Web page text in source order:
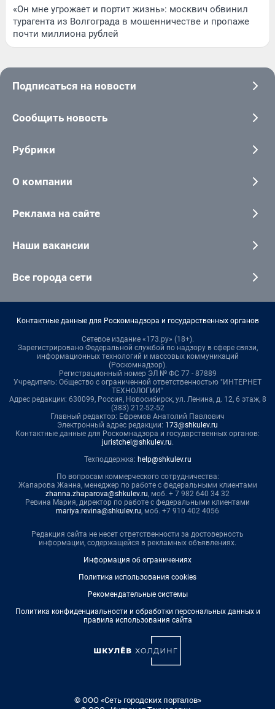
«Он мне угрожает и портит жизнь»: москвич обвинил
турагента из Волгограда в мошенничестве и пропаже
почти миллиона рублей
Подписаться на новости
Сообщить новость
Рубрики
О компании
Реклама на сайте
Наши вакансии
Все города сети
Контактные данные для Роскомнадзора и государственных органов
Сетевое издание «173.ру» (18+).
Зарегистрировано Федеральной службой по надзору в сфере связи,
информационных технологий и массовых коммуникаций
(Роскомнадзор).
Регистрационный номер ЭЛ № ФС 77 - 87889
Учредитель: Общество с ограниченной ответственностью "ИНТЕРНЕТ
ТЕХНОЛОГИИ"
Адрес редакции: 630099, Россия, Новосибирск, ул. Ленина, д. 12, 6 этаж, 8
(383) 212-52-52
Главный редактор: Ефремов Анатолий Павлович
Электронный адрес редакции: 173@shkulev.ru
Контактные данные для Роскомнадзора и государственных органов:
juristchel@shkulev.ru.
Техподдержка: help@shkulev.ru
По вопросам коммерческого сотрудничества:
Жапарова Жанна, менеджер по работе с федеральными клиентами
zhanna.zhaparova@shkulev.ru, моб. + 7 982 640 34 32
Ревина Мария, директор по работе с федеральными клиентами
mariya.revina@shkulev.ru, моб. +7 910 402 4056
Редакция сайта не несет ответственности за достоверность
информации, содержащейся в рекламных объявлениях.
Информация об ограничениях
Политика использования cookies
Рекомендательные системы
Политика конфиденциальности и обработки персональных данных и
правила использования сайта
© ООО «Сеть городских порталов»